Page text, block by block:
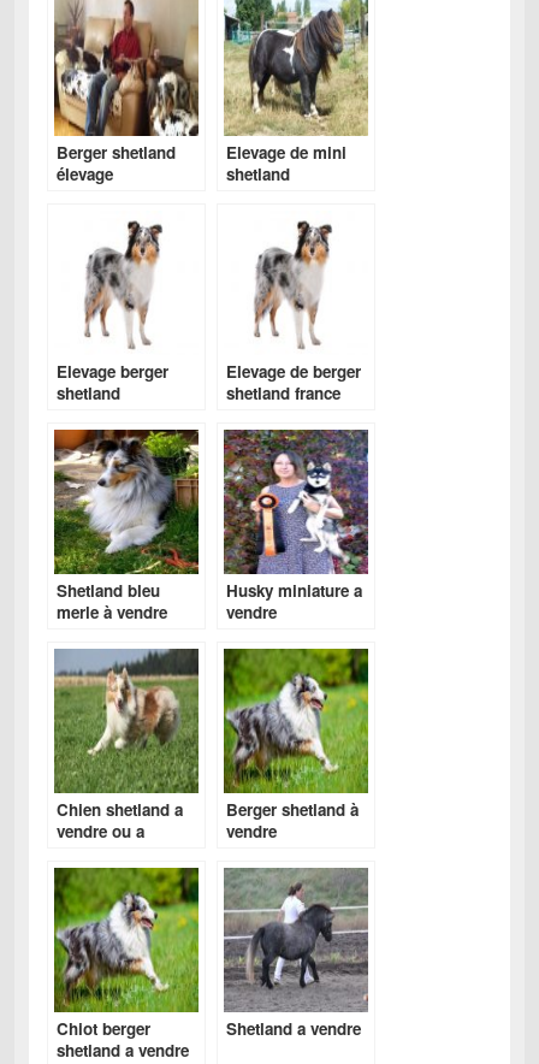
Berger shetland
élevage
Elevage de mini
shetland
Elevage berger
shetland
Elevage de berger
shetland france
Shetland bleu
merle à vendre
Husky miniature a
vendre
Chien shetland a
vendre ou a
Berger shetland à
vendre
Chiot berger
shetland a vendre
Shetland a vendre